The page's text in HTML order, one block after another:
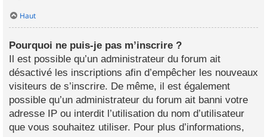
Haut
Pourquoi ne puis-je pas m’inscrire ?
Il est possible qu’un administrateur du forum ait
désactivé les inscriptions afin d’empêcher les nouveaux
visiteurs de s’inscrire. De même, il est également
possible qu’un administrateur du forum ait banni votre
adresse IP ou interdit l’utilisation du nom d’utilisateur
que vous souhaitez utiliser. Pour plus d’informations,